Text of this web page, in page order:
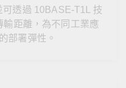
透過 10BASE-T1L 技
輸距離，為不同工業應
部署彈性。